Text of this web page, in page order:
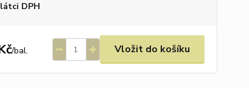
DPH
/bal. Vložit do košíku